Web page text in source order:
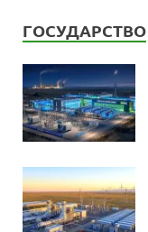
ГОСУДАРСТВО